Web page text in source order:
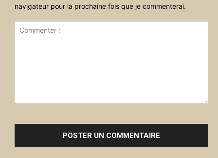
navigateur pour la prochaine fois que je commenterai.